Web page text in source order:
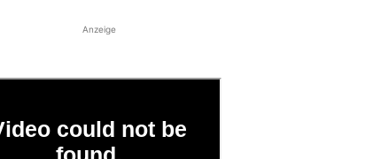
Anzeige